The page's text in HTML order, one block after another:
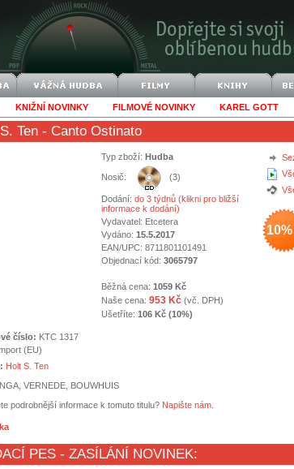
KNIŽNÍ NOVINKY FILMOVÉ NOVINKY KAREL GOTT
Ten - Canto Ostinato
10%
Typ zboží: Hudba
Nosič: (3)
Dodání: do 3 týdnů (klikni pro bližší
informace k dodání)
Vydavatel: Etcetera
Vydáno: 15.5.2017
EAN/UPC: 8711801101491
Objednací kód: 3065797
Běžná cena: 1059 Kč
Naše cena: 953 Kč (vč. DPH)
Ušetříte: 106 Kč (10%)
číslo: KTC 1317
(EU)
Holt S. Ten
VERNEDE, BOUWHUIS
podrobnější informace k tomuto titulu? Napište nám
PES - ZASÍLÁNÍ NOVINEK: